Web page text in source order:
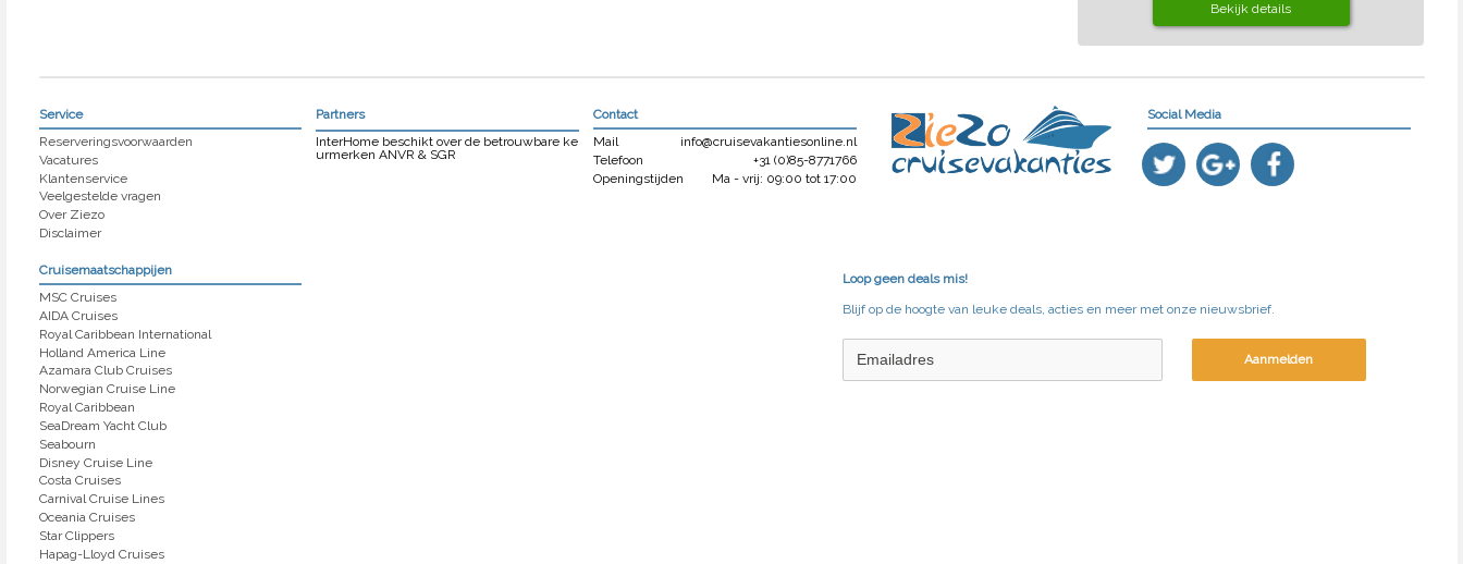
Bekijk details
Service
Reserveringsvoorwaarden
Vacatures
Klantenservice
Veelgestelde vragen
Over Ziezo
Disclaimer
Partners
InterHome beschikt over de betrouwbare ke
urmerken ANVR & SGR
Contact
Mail
info@cruisevakantiesonline.nl
Telefoon
+31 (0)85-8771766
Openingstijden
Ma - vrij: 09:00 tot 17:00
Social Media
Cruisemaatschappijen
MSC Cruises
AIDA Cruises
Royal Caribbean International
Holland America Line
Azamara Club Cruises
Norwegian Cruise Line
Royal Caribbean
SeaDream Yacht Club
Seabourn
Disney Cruise Line
Costa Cruises
Carnival Cruise Lines
Oceania Cruises
Star Clippers
Hapag-Lloyd Cruises
Loop geen deals mis!
Blijf op de hoogte van leuke deals, acties en meer met onze nieuwsbrief.
Aanmelden